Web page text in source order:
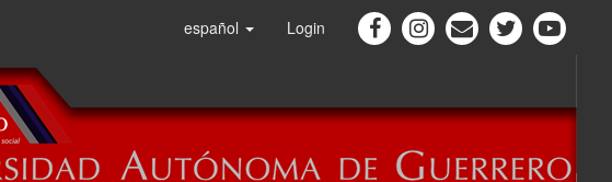
español Login